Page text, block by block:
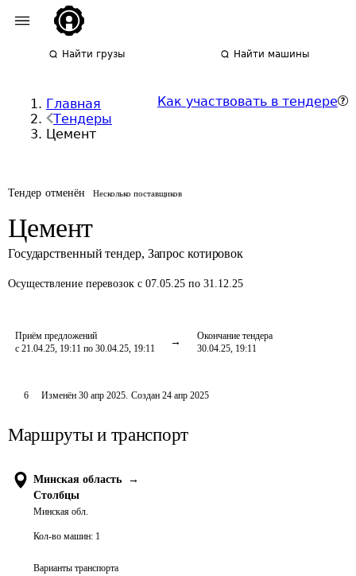
Найти грузы Найти машины
Главная
Тендеры
Цемент
Как участвовать в тендере
Тендер отменён Несколько поставщиков
Цемент
Государственный тендер, Запрос котировок
Осуществление перевозок с 07.05.25 по 31.12.25
Приём предложений
с 21.04.25, 19:11 по 30.04.25, 19:11
Окончание тендера
30.04.25, 19:11
6 Изменён 30 апр 2025. Создан 24 апр 2025
Маршруты и транспорт
Минская область
→
Столбцы
Минская обл.
Кол-во машин: 1
Варианты транспорта